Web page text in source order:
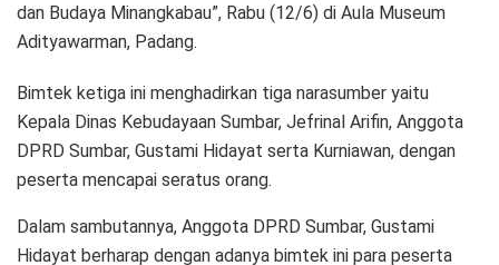
dan Budaya Minangkabau”, Rabu (12/6) di Aula Museum
Adityawarman, Padang.
Bimtek ketiga ini menghadirkan tiga narasumber yaitu
Kepala Dinas Kebudayaan Sumbar, Jefrinal Arifin, Anggota
DPRD Sumbar, Gustami Hidayat serta Kurniawan, dengan
peserta mencapai seratus orang.
Dalam sambutannya, Anggota DPRD Sumbar, Gustami
Hidayat berharap dengan adanya bimtek ini para peserta